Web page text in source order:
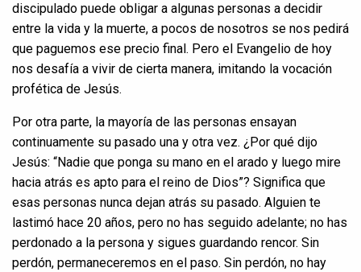
discipulado puede obligar a algunas personas a decidir
entre la vida y la muerte, a pocos de nosotros se nos pedirá
que paguemos ese precio final. Pero el Evangelio de hoy
nos desafía a vivir de cierta manera, imitando la vocación
profética de Jesús.
Por otra parte, la mayoría de las personas ensayan
continuamente su pasado una y otra vez. ¿Por qué dijo
Jesús: “Nadie que ponga su mano en el arado y luego mire
hacia atrás es apto para el reino de Dios”? Significa que
esas personas nunca dejan atrás su pasado. Alguien te
lastimó hace 20 años, pero no has seguido adelante; no has
perdonado a la persona y sigues guardando rencor. Sin
perdón, permaneceremos en el paso. Sin perdón, no hay